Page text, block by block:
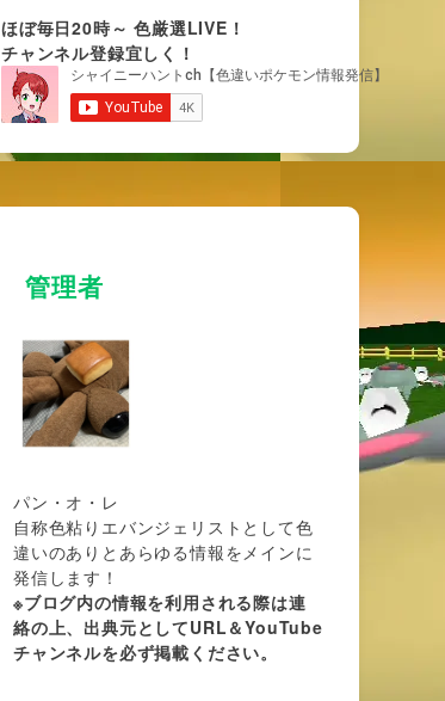
ほぼ毎日20時～ 色厳選LIVE！
チャンネル登録宜しく！
管理者
パン・オ・レ
自称色粘りエバンジェリストとして色
違いのありとあらゆる情報をメインに
発信します！
※ブログ内の情報を利用される際は連
絡の上、出典元としてURL＆YouTube
チャンネルを必ず掲載ください。